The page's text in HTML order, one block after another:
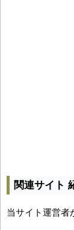
関連サイト
当サイト運営者